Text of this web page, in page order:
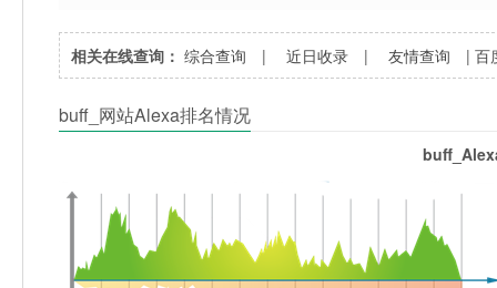
相关在线查询： 综合查询 |近日收录 |友情查询 |百
buff_网站Alexa排名情况